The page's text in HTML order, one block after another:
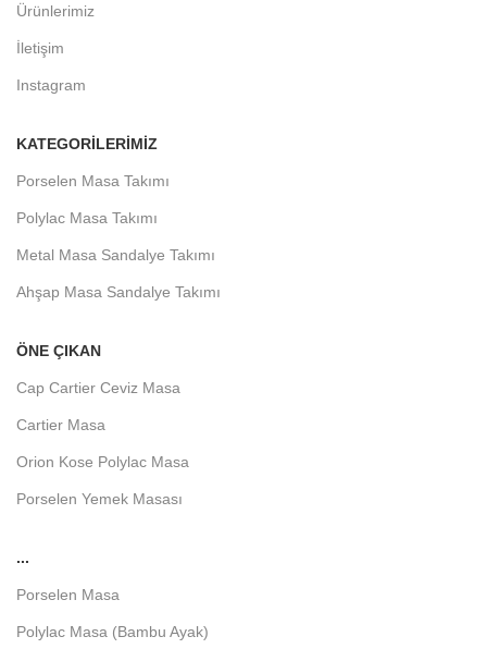
Ürünlerimiz
İletişim
Instagram
KATEGORILERIMIZ
Porselen Masa Takımı
Polylac Masa Takımı
Metal Masa Sandalye Takımı
Ahşap Masa Sandalye Takımı
ÖNE ÇIKAN
Cap Cartier Ceviz Masa
Cartier Masa
Orion Kose Polylac Masa
Porselen Yemek Masası
...
Porselen Masa
Polylac Masa (Bambu Ayak)